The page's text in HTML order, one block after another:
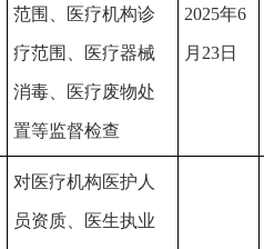
范围、医疗机构诊
疗范围、医疗器械
消毒、医疗废物处
置等监督检查
2025年6
月23日
对医疗机构医护人
员资质、医生执业